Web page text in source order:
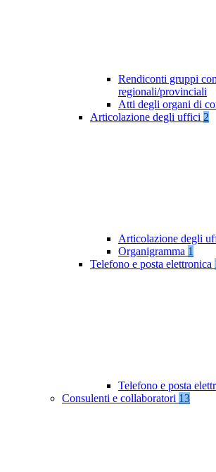
Rendiconti gruppi
regionali/provinciali
Atti degli organi di
Articolazione degli uffici 2
Articolazione degli
Organigramma 1
Telefono e posta elettronica
Telefono e posta
Consulenti e collaboratori 13